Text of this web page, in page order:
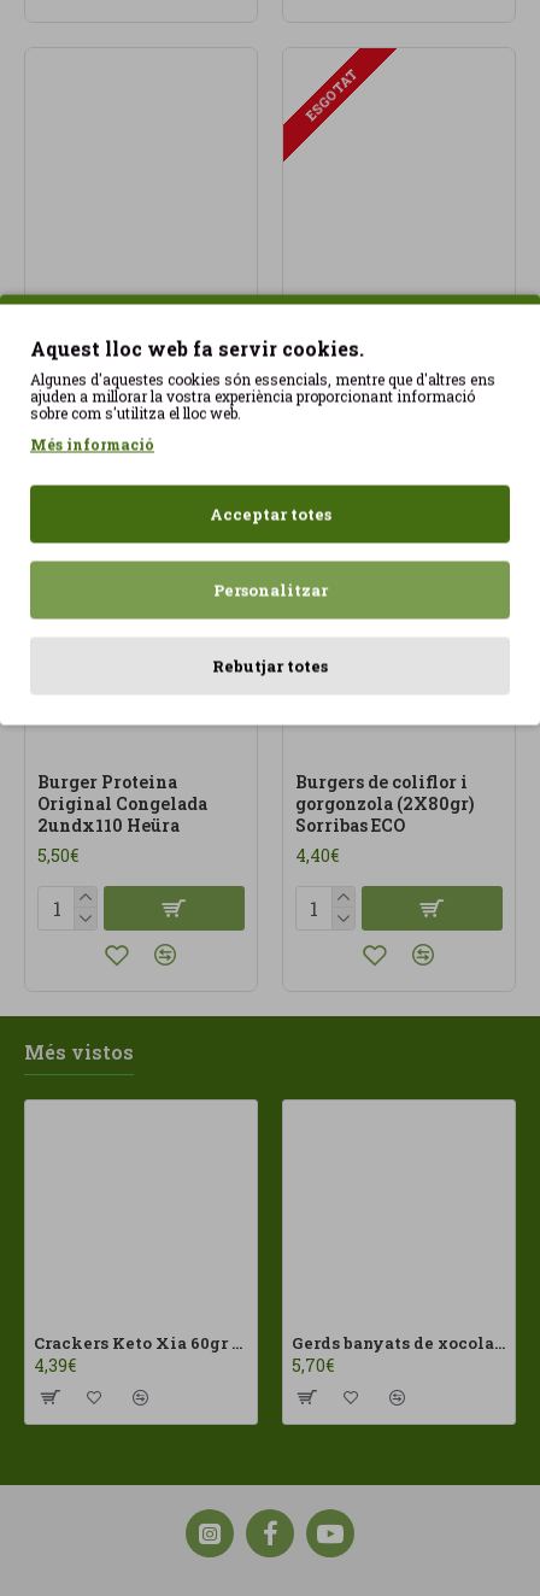
Brossat de cabra
5,99€
ESGOTAT
Burger Proteina 4und
9,15€
Burger Proteina
Original Congelada
2undx110 Heüra
5,50€
Burgers de coliflor i
gorgonzola (2X80gr)
Sorribas ECO
4,40€
Més vistos
Crackers Keto Xia 60gr Joice Foods ECO
4,39€
Gerds banyats de xocolates amb llet Franui 150gr Sense Gluten
5,70€
Aquest lloc web fa servir cookies.
Algunes d'aquestes cookies són essencials, mentre que d'altres ens
ajuden a millorar la vostra experiència proporcionant informació
sobre com s'utilitza el lloc web.
Més informació
Acceptar totes
Personalitzar
Rebutjar totes